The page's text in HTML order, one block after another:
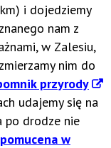
i dojedziemy
nam z
w Zalesiu,
nim do
przyrody
udajemy się na
po drodze nie
w